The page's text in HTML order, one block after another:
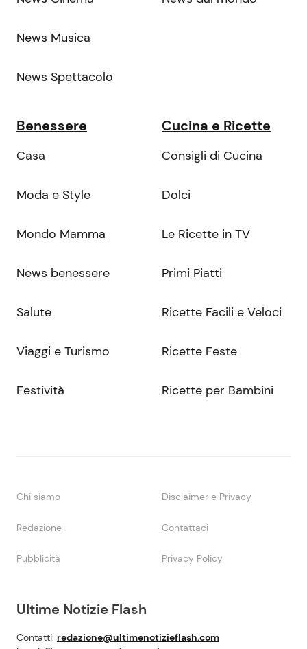
Ultime Notizie Flash
Contatti: redazione@ultimenotizieflash.com
News Musica
News Spettacolo
Benessere
Casa
Moda e Style
Mondo Mamma
News benessere
Salute
Viaggi e Turismo
Festività
Cucina e Ricette
Consigli di Cucina
Dolci
Le Ricette in TV
Primi Piatti
Ricette Facili e Veloci
Ricette Feste
Ricette per Bambini
Chi siamo Disclaimer e Privacy
Redazione Contattaci
Pubblicità Privacy Policy